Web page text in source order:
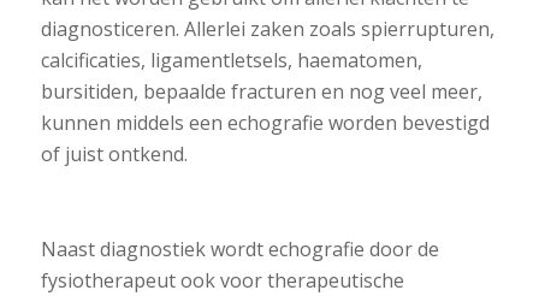
diagnosticeren. Allerlei zaken zoals spierrupturen,
calcificaties, ligamentletsels, haematomen,
bursitiden, bepaalde fracturen en nog veel meer,
kunnen middels een echografie worden bevestigd
of juist ontkend.
Naast diagnostiek wordt echografie door de
fysiotherapeut ook voor therapeutische